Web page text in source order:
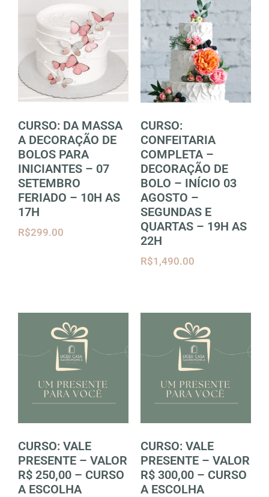
CURSO: DA MASSA
A DECORAÇÃO DE
BOLOS PARA
INICIANTES – 07
SETEMBRO
FERIADO – 10H AS
17H
R$299.00
CURSO:
CONFEITARIA
COMPLETA –
DECORAÇÃO DE
BOLO – INÍCIO 03
AGOSTO –
SEGUNDAS E
QUARTAS – 19H AS
22H
R$1,490.00
CURSO: VALE
PRESENTE – VALOR
R$ 250,00 – CURSO
A ESCOLHA
CURSO: VALE
PRESENTE – VALOR
R$ 300,00 – CURSO
A ESCOLHA